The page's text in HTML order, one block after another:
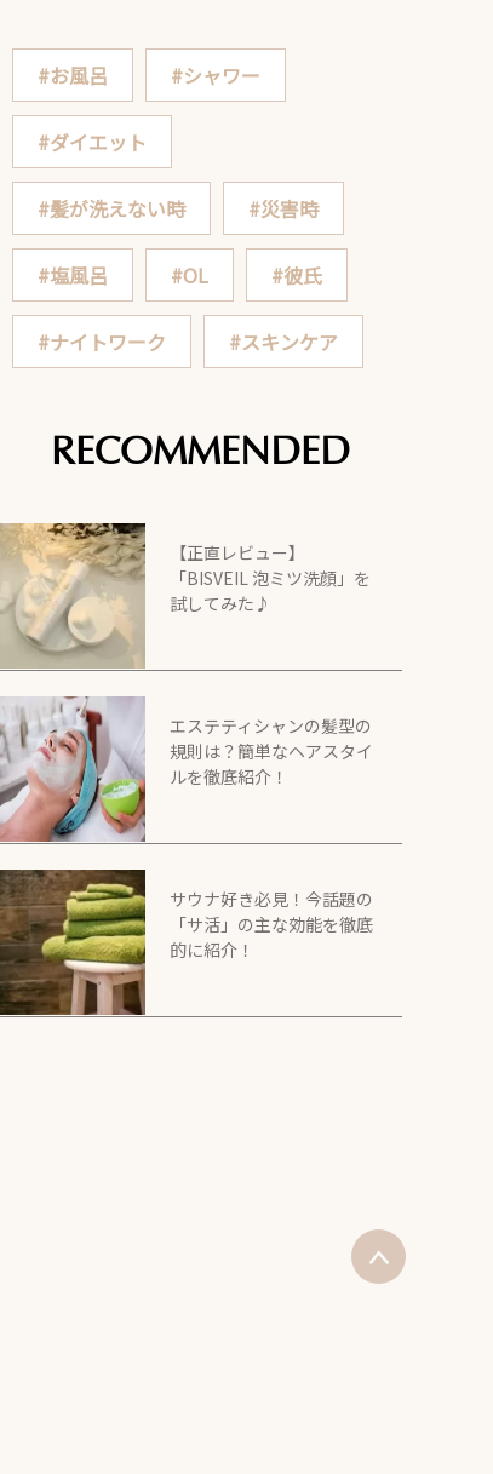
#お風呂 #シャワー
#ダイエット
#髪が洗えない時 #災害時
#塩風呂 #OL #彼氏
#ナイトワーク #スキンケア
RECOMMENDED
【正直レビュー】
「BISVEIL 泡ミツ洗顔」を
試してみた♪
エステティシャンの髪型の
規則は？簡単なヘアスタイ
ルを徹底紹介！
サウナ好き必見！今話題の
「サ活」の主な効能を徹底
的に紹介！